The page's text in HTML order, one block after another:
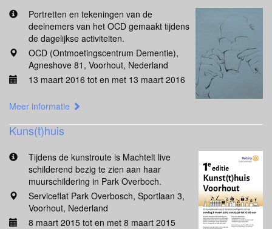
Portretten en tekeningen van de
deelnemers van het OCD gemaakt tijdens
de dagelijkse activiteiten.
OCD (Ontmoetingscentrum Dementie),
Agneshove 81, Voorhout, Nederland
13 maart 2016 tot en met 13 maart 2016
Meer informatie
Kuns(t)huis
Tijdens de kunstroute is Machtelt live
schilderend bezig te zien aan haar
muurschildering in Park Overboch.
Serviceflat Park Overbosch, Sportlaan 3,
Voorhout, Nederland
8 maart 2015 tot en met 8 maart 2015